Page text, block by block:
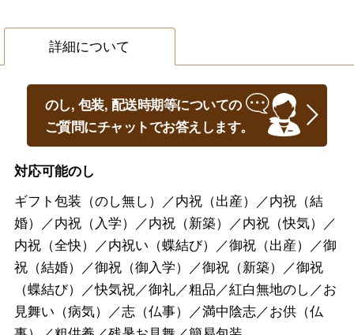
詳細について
のし, 包装, 配送時期等についての
ご質問にチャットでお答えします。
対応可能のし
ギフト包装（のし無し）／内祝（出産）／内祝（結
婚）／内祝（入学）／内祝（新築）／内祝（快気）／
内祝（全快）／内祝い（蝶結び）／御祝（出産）／御
祝（結婚）／御祝（御入学）／御祝（新築）／御祝
（蝶結び）／快気祝／御礼／粗品／紅白無地のし／お
見舞い（病気）／志（仏事）／満中陰志／お供（仏